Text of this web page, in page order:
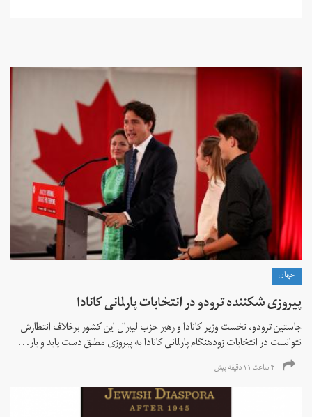
جهان
پیروزی شکننده ترودو در انتخابات پارلمانی کانادا
جاستین ترودو، نخست وزیر کانادا و رهبر حزب لیبرال این کشور برخلاف انتظارش
نتوانست در انتخابات زود‌هنگام پارلمانی کانادا به پیروزی مطلق دست یابد و بار...
۴ ساعت ۱۱ دقیقه پیش